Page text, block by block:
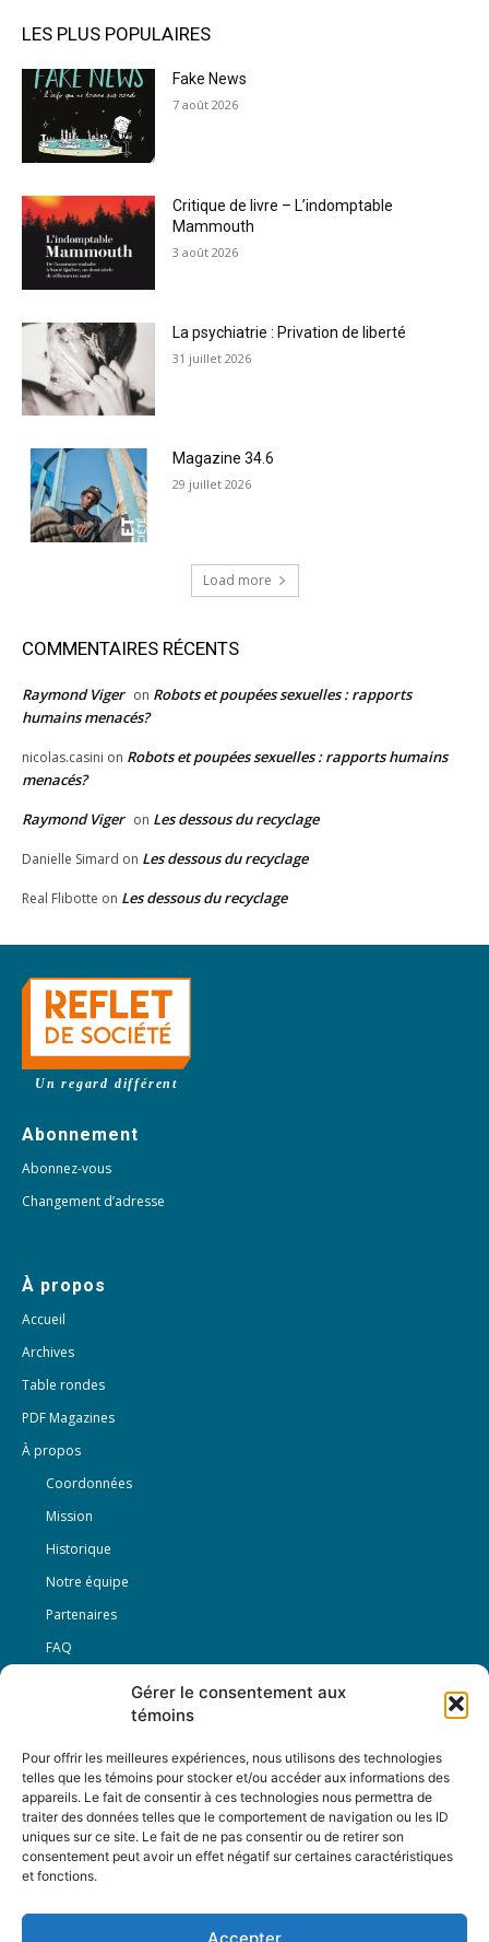
Gérer le consentement aux
témoins
Pour offrir les meilleures expériences, nous utilisons des technologies
telles que les témoins pour stocker et/ou accéder aux informations des
appareils. Le fait de consentir à ces technologies nous permettra de
traiter des données telles que le comportement de navigation ou les ID
uniques sur ce site. Le fait de ne pas consentir ou de retirer son
consentement peut avoir un effet négatif sur certaines caractéristiques
et fonctions.
Accepter
LES PLUS POPULAIRES
Fake News
7 août 2026
Critique de livre – L’indomptable
Mammouth
3 août 2026
La psychiatrie : Privation de liberté
31 juillet 2026
Magazine 34.6
29 juillet 2026
Load more
COMMENTAIRES RÉCENTS
Raymond Viger on Robots et poupées sexuelles : rapports
humains menacés?
nicolas.casini on Robots et poupées sexuelles : rapports humains
menacés?
Raymond Viger on Les dessous du recyclage
Danielle Simard on Les dessous du recyclage
Real Flibotte on Les dessous du recyclage
Un regard différent
Abonnement
Abonnez-vous
Changement d’adresse
À propos
Accueil
Archives
Table rondes
PDF Magazines
À propos
Coordonnées
Mission
Historique
Notre équipe
Partenaires
FAQ
Conditions générales
Nous Suivre
Contactez-nous :